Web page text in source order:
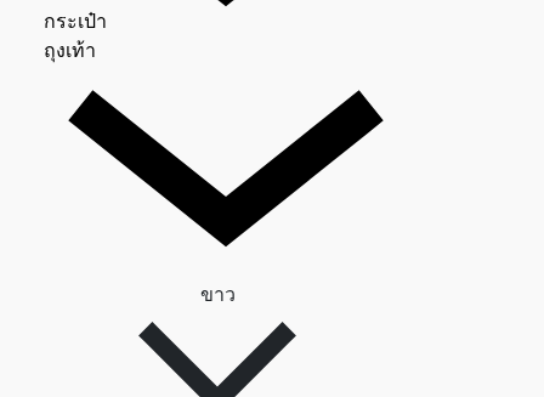
กระเป๋า
ถุงเท้า
ขาวลบตัวกรอง ขาว